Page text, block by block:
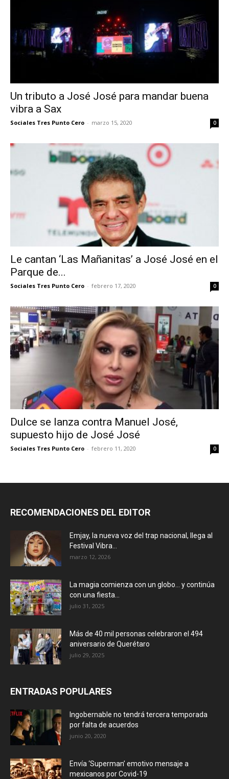
Un tributo a José José para mandar buena
vibra a Sax
Sociales Tres Punto Cero - marzo 15, 2020 0
Le cantan ‘Las Mañanitas’ a José José en el
Parque de...
Sociales Tres Punto Cero - febrero 17, 2020 0
Dulce se lanza contra Manuel José,
supuesto hijo de José José
Sociales Tres Punto Cero - febrero 11, 2020 0
RECOMENDACIONES DEL EDITOR
Emjay, la nueva voz del trap nacional, llega al
Festival Vibra...
marzo 12, 2026
La magia comienza con un globo… y continúa
con una fiesta...
julio 31, 2025
Más de 40 mil personas celebraron el 494
aniversario de Querétaro
julio 29, 2025
ENTRADAS POPULARES
Ingobernable no tendrá tercera temporada
por falta de acuerdos
junio 20, 2020
Envía ‘Superman’ emotivo mensaje a
mexicanos por Covid-19